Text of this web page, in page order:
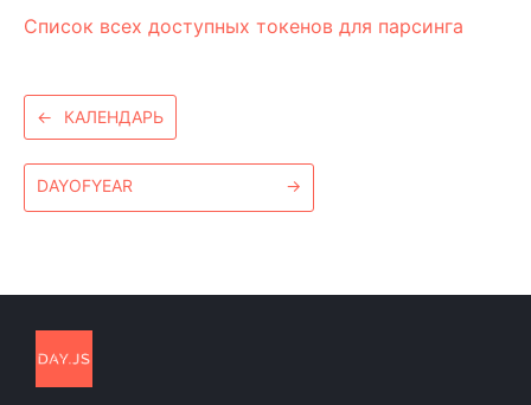
Список всех доступных токенов для парсинга
← КАЛЕНДАРЬ
DAYOFYEAR →